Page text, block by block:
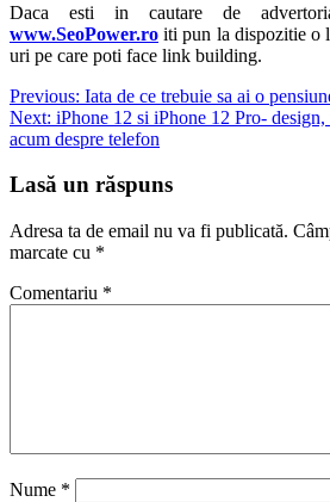
Daca esti in cautare de
www.SeoPower.ro iti pun la dispozitie o
uri pe care poti face link building.
Navigare
în
Previous: Iata de ce trebuie sa ai o
Next: iPhone 12 si iPhone 12 Pro- design,
acum despre telefon
Lasă un răspuns
Adresa ta de email nu va fi publicată.
marcate cu *
Comentariu *
Nume *